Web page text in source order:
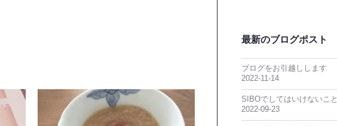
最新のブログポスト
ブログをお引越しします
2022-11-14
SIBOでしてはいけないこと
2022-09-23